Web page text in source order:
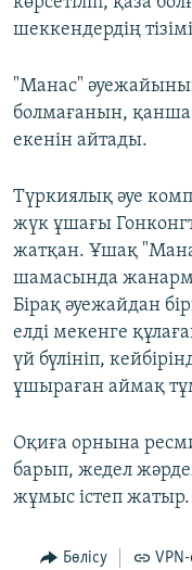
шеккендердің
"Манас"
болмағанын, қанша
екенін айтады.
Түркиялық әуе
жүк ұшағы
жатқан. Ұшақ
шамасында
Бірақ әуежайдан
елді мекенге
үй бүлініп,
ұшыраған аймақ
Оқиға орнына
барып, жедел
жұмыс істеп жатыр.
Бөлісу VPN-